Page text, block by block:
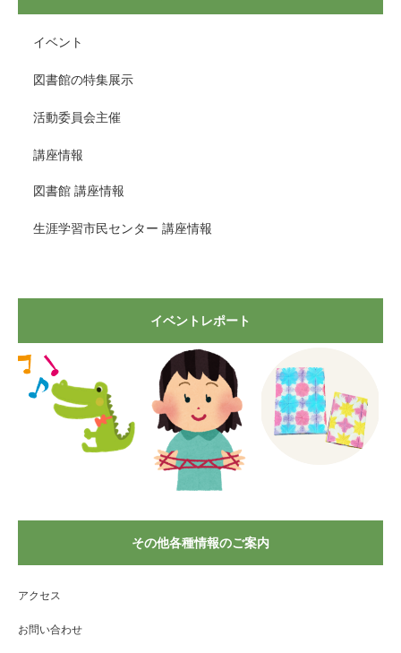
イベント
図書館の特集展示
活動委員会主催
講座情報
図書館 講座情報
生涯学習市民センター 講座情報
イベントレポート
その他各種情報のご案内
アクセス
お問い合わせ